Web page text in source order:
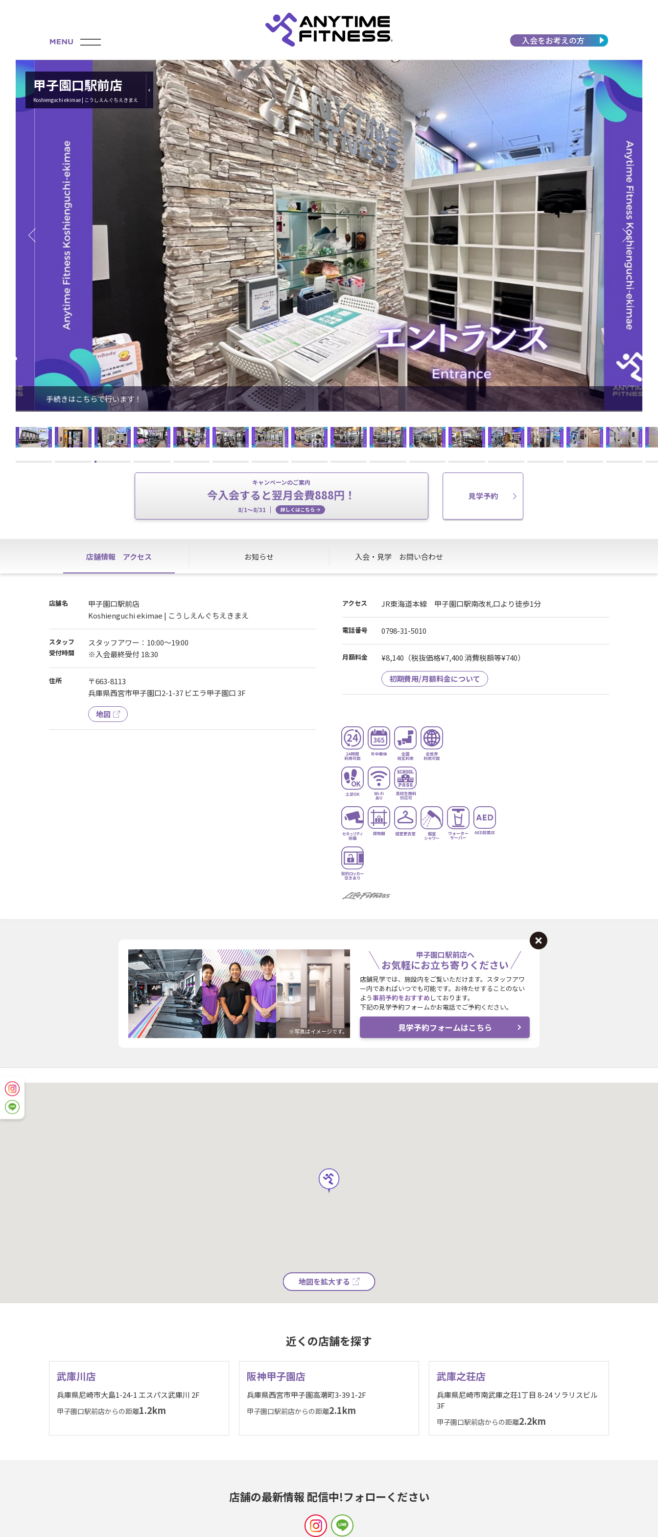
入会をお考えの方
甲子園口駅前店
Koshienguchi ekimae | こうしえんぐちえきまえ
手続きはこちらで行います！
キャンペーンのご案内
今入会すると翌月会費888円！
8/1～8/31 詳しくはこちら
見学予約
店舗情報 アクセス お知らせ 入会・見学 お問い合わせ
店舗名
甲子園口駅前店
Koshienguchi ekimae | こうしえんぐちえきまえ
スタッフ
受付時間
スタッフアワー：10:00〜19:00
※入会最終受付 18:30
住所
〒663-8113
兵庫県西宮市甲子園口2-1-37 ビエラ甲子園口 3F
地図
アクセス JR東海道本線 甲子園口駅南改札口より徒歩1分
電話番号 0798-31-5010
月額料金 ¥8,140 （税抜価格¥7,400 消費税額等¥740）
初期費用/月額料金について
甲子園口駅前店へ
お気軽にお立ち寄りください
※写真はイメージです。
店舗見学では、施設内をご覧いただけます。スタッフアワ
ー内であればいつでも可能です。お待たせすることのない
よう事前予約をおすすめ しております。
下記の見学予約フォームかお電話でご予約ください。
見学予約フォームはこちら
地図を拡大する
近くの店舗を探す
武庫川店
兵庫県尼崎市大島1-24-1 エスパス武庫川 2F
甲子園口駅前店からの距離1.2km
阪神甲子園店
兵庫県西宮市甲子園高潮町3-39 1-2F
甲子園口駅前店からの距離2.1km
武庫之荘店
兵庫県尼崎市南武庫之荘1丁目 8-24 ソラリスビル
3F
甲子園口駅前店からの距離2.2km
店舗の最新情報 配信中!フォローください